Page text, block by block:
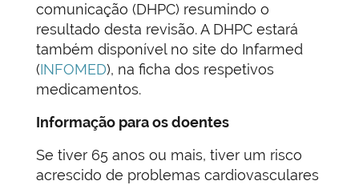
comunicação (DHPC) resumindo o
resultado desta revisão. A DHPC estará
também disponível no site do Infarmed
(INFOMED), na ficha dos respetivos
medicamentos.
Informação para os doentes
Se tiver 65 anos ou mais, tiver um risco
acrescido de problemas cardiovasculares